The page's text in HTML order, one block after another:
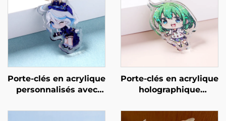
Porte-clés en acrylique
personnalisés avec
Porte-clés en acrylique
holographique